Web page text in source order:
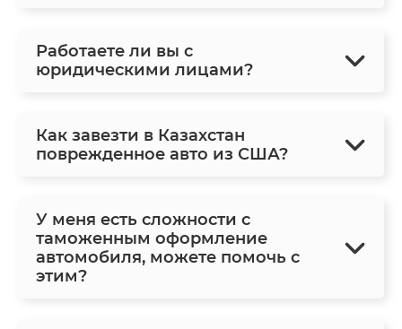
Работаете ли вы с
юридическими лицами?
Как завезти в Казахстан
поврежденное авто из США?
У меня есть сложности с
таможенным оформление
автомобиля, можете помочь с
этим?